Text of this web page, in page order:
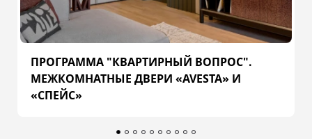
ПРОГРАММА "КВАРТИРНЫЙ ВОПРОС".
МЕЖКОМНАТНЫЕ ДВЕРИ «AVESTA» И
«СПЕЙС»